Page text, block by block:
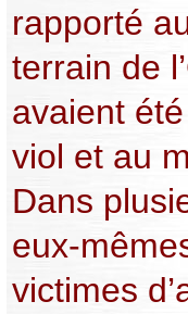
rapporté
terrain de
avaient
viol et au
Dans
eux-
victimes